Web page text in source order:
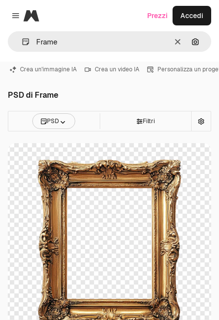
Close menu
Magnific
CancellaCerca
Prezzi Accedi
Crea un'immagine IA Crea un video IA Personalizza un
PSD di Frame
PSD Filtri